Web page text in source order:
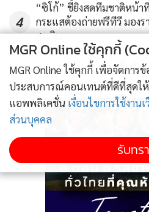
บุกไปเยือน เซี่ยงไฮ้ เอสไอพีจี ยอ
วันที่ 28 มกราคม 2563
รายชื่อ 11 ตัวจริงของทั้งสองทีม
บุรีรัมย์ ยูไนเต็ด : ศิวรักษ์ เทศสูงเ
ดม, รัตนากร ใหม่คามิ, อันเดรส ตู
ลักษณ์ ไหประโคน, จอง แจยอง, สุ
ตา, ริคาร์โด บูเอโน่, แบร์นาร์โด คู
โฮจิมินห์ ซิตี้ : เหงียน ทัน ทัง (GK),
ง็อค ดุ๊ค, โง ฮอง ทินห์, ทรัน พี ซอ
เฟือง, วิคเตอร์ โปรเดลล์, มาติอัส จ
4
“ซิโก้” ชี้ยิงสดทีมชาติหน้า
กระแสต้องถ่ายฟรีทีวี มอง
สูงเกิน
ข่าวอื่นใ
MGR Online ใช้คุกกี้
MGR Online ใช้คุกกี้ เพื่อจัดกา
ประสบการณ์คอนเทนต์ที่ดีที่สุดใ
แอพพลิเคชั่น เงื่อนไขการใช้งาน
ส่วนบุคคล
รับทร